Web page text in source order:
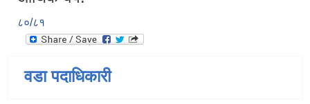
८०/८१
वडा पदाधिकारी